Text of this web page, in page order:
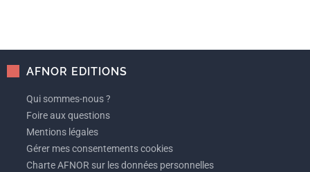
AFNOR EDITIONS
Qui sommes-nous ?
Foire aux questions
Mentions légales
Gérer mes consentements cookies
Charte AFNOR sur les données personnelles